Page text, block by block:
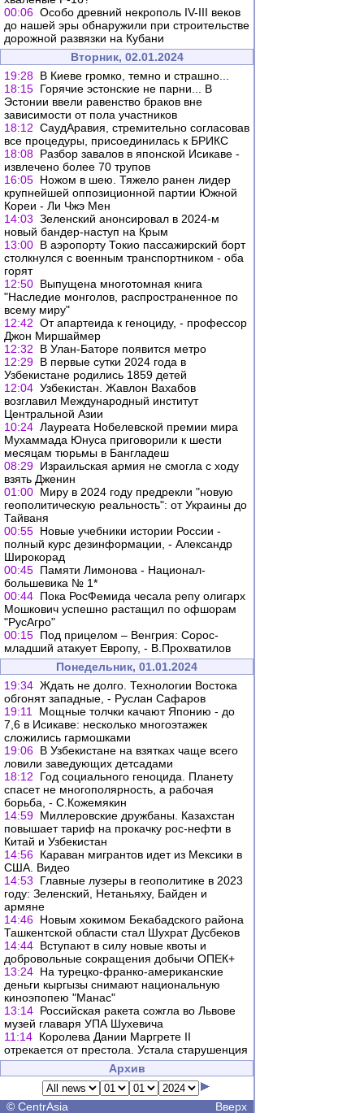
00:06 Особо древний некрополь IV-III веков
до нашей эры обнаружили при строительстве
дорожной развязки на Кубани
Вторник, 02.01.2024
19:28 В Киеве громко, темно и страшно...
18:15 Горячие эстонские не парни... В
Эстонии ввели равенство браков вне
зависимости от пола участников
18:12 СаудАравия, стремительно согласовав
все процедуры, присоединилась к БРИКС
18:08 Разбор завалов в японской Исикаве -
извлечено более 70 трупов
16:05 Ножом в шею. Тяжело ранен лидер
крупнейшей оппозиционной партии Южной
Кореи - Ли Чжэ Мен
14:03 Зеленский анонсировал в 2024-м
новый бандер-наступ на Крым
13:00 В аэропорту Токио пассажирский борт
столкнулся с военным транспортником - оба
горят
12:50 Выпущена многотомная книга
"Наследие монголов, распространенное по
всему миру"
12:42 От апартеида к геноциду, - профессор
Джон Миршаймер
12:32
В Улан-Баторе появится метро
12:29 В первые сутки 2024 года в
Узбекистане родились 1859 детей
12:04 Узбекистан. Жавлон Вахабов
возглавил Международный институт
Центральной Азии
10:24 Лауреата Нобелевской премии мира
Мухаммада Юнуса приговорили к шести
месяцам тюрьмы в Бангладеш
08:29 Израильская армия не смогла с ходу
взять Дженин
01:00 Миру в 2024 году предрекли "новую
геополитическую реальность": от Украины до
Тайваня
00:55 Новые учебники истории России -
полный курс дезинформации, - Александр
Широкорад
00:45 Памяти Лимонова - Национал-
большевика № 1*
00:44 Пока РосФемида чесала репу олигарх
Мошкович успешно растащил по офшорам
"РусАгро"
00:15 Под прицелом – Венгрия: Сорос-
младший атакует Европу, - В.Прохватилов
Понедельник, 01.01.2024
19:34 Ждать не долго. Технологии Востока
обгонят западные, - Руслан Сафаров
19:11
Мощные толчки качают Японию - до
7,6 в Исикаве: несколько многоэтажек
сложились гармошками
19:06 В Узбекистане на взятках чаще всего
ловили заведующих детсадами
18:12
Год социального геноцида. Планету
спасет не многополярность, а рабочая
борьба, - С.Кожемякин
14:59 Миллеровские дружбаны. Казахстан
повышает тариф на прокачку рос-нефти в
Китай и Узбекистан
14:56 Караван мигрантов идет из Мексики в
США. Видео
14:53
Главные лузеры в геополитике в 2023
году: Зеленский, Нетаньяху, Байден и
армяне
14:46 Новым хокимом Бекабадского района
Ташкентской области стал Шухрат Дусбеков
14:44 Вступают в силу новые квоты и
добровольные сокращения добычи ОПЕК+
13:24 На турецко-франко-американские
деньги кыргызы снимают национальную
киноэпопею "Манас"
13:14 Российская ракета сожгла во Львове
музей главаря УПА Шухевича
11:14 Королева Дании Маргрете II
отрекается от престола. Устала старушенция
Архив
© CentrAsia Вверх